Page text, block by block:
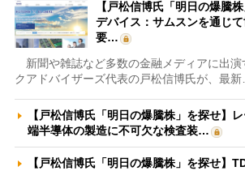
【戸松信博氏「明日の爆騰
デバイス：サムスンを通じ
要…
新聞や雑誌など多数の金融メディアに出演
クアドバイザーズ代表の戸松信博氏が、最
【戸松信博氏「明日の爆騰株」を探せ】
端半導体の製造に不可欠な検査装…
【戸松信博氏「明日の爆騰株」を探せ】